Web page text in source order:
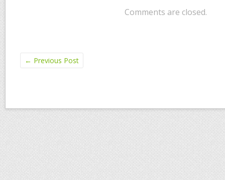
Comments are closed.
← Previous Post